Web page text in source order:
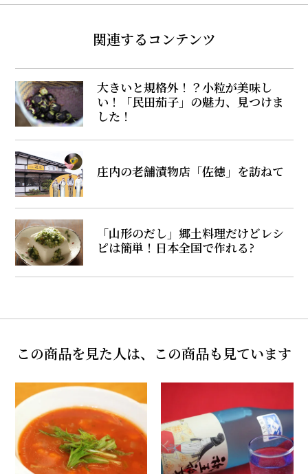
関連するコンテンツ
大きいと規格外！？小粒が美味し
い！「民田茄子」の魅力、見つけま
した！
庄内の老舗漬物店「佐徳」を訪ねて
「山形のだし」郷土料理だけどレシ
ピは簡単！日本全国で作れる?
この商品を見た人は、この商品も見ています